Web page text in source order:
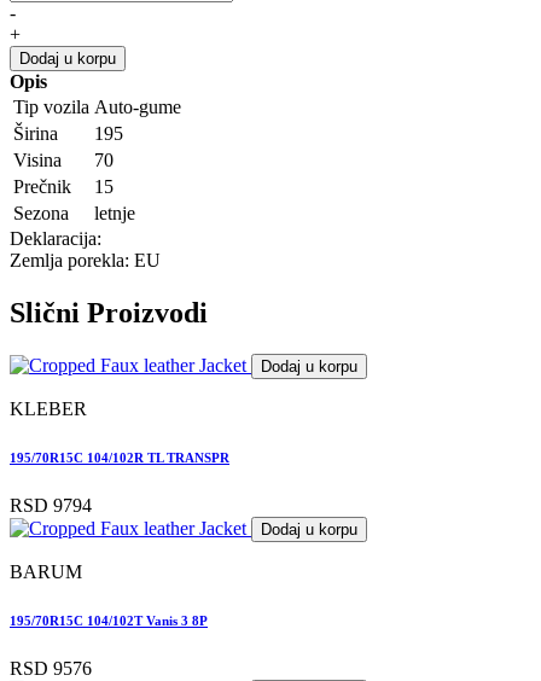
-
+
Dodaj u korpu
Opis
Tip vozila Auto-gume
Širina
195
Visina
70
Prečnik
15
Sezona
letnje
Deklaracija:
Zemlja porekla: EU
Slični Proizvodi
Dodaj u korpu
KLEBER
195/70R15C 104/102R TL TRANSPR
RSD 9794
Dodaj u korpu
BARUM
195/70R15C 104/102T Vanis 3 8P
RSD 9576